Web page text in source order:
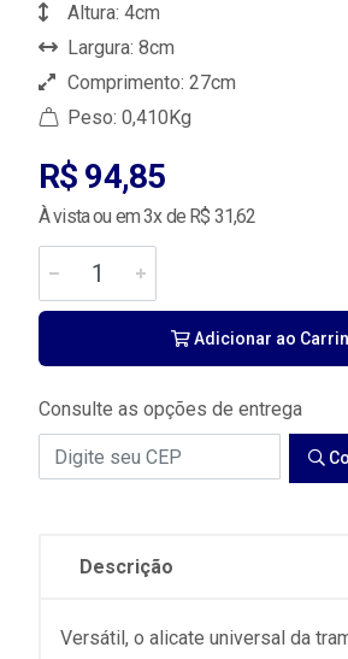
Altura: 4cm
Largura: 8cm
Comprimento: 27cm
Peso: 0,410Kg
R$ 94,85
À vista ou em 3x de R$ 31,62
Adicionar ao
Consulte as opções de entrega
Descrição
Versátil, o alicate universal da